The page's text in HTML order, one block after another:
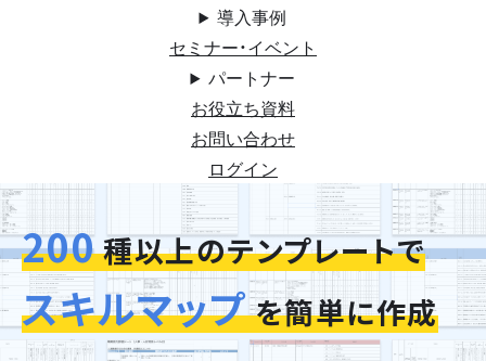
導入事例
セミナー・イベント
パートナー
お役立ち資料
お問い合わせ
ログイン
200
スキルマップ
今お使いの評価シートを
そのまま再現